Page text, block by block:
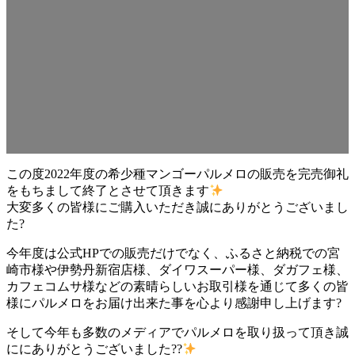
この度2022年度の希少種マンゴーパルメロの販売を完売御礼
をもちまして終了とさせて頂きます
大変多くの皆様にご購入いただき誠にありがとうございまし
た?
今年度は公式HPでの販売だけでなく、ふるさと納税での宮
崎市様や伊勢丹新宿店様、ダイワスーパー様、ダガフェ様、
カフェコムサ様などの素晴らしいお取引様を通じて多くの皆
様にパルメロをお届け出来た事を心より感謝申し上げます?
そして今年も多数のメディアでパルメロを取り扱って頂き誠
ににありがとうございました??